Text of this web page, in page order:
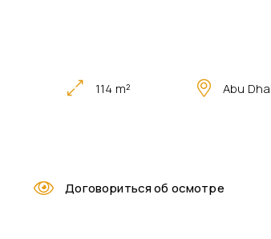
114 m² Abu
Договориться об осмотре